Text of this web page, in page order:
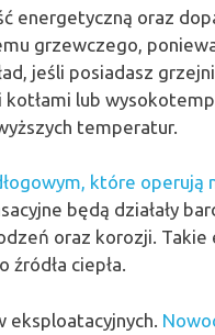
energetyczną oraz
grzewczego,
jeśli posiadasz
lub
temperatur.
które operują
będą działały
oraz korozji.
ciepła.
eksploatacyjnych.